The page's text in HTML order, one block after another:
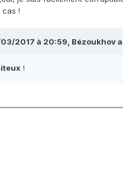
cas !
2017 à 20:59, Bézoukhov
!